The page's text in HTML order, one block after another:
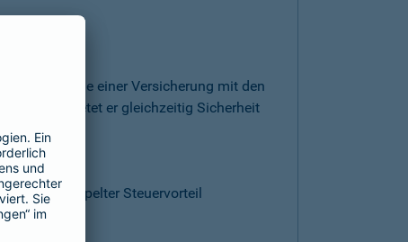
die Vorteile einer Versicherung mit den
Somit bietet er gleichzeitig Sicherheit
und doppelter Steuervorteil